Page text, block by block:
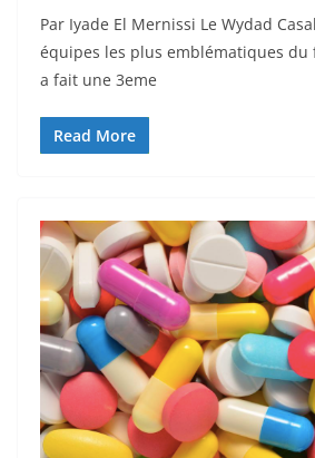
Par Iyade El Mernissi Le Wydad
équipes les plus emblématiques du
a fait une 3eme
Read More